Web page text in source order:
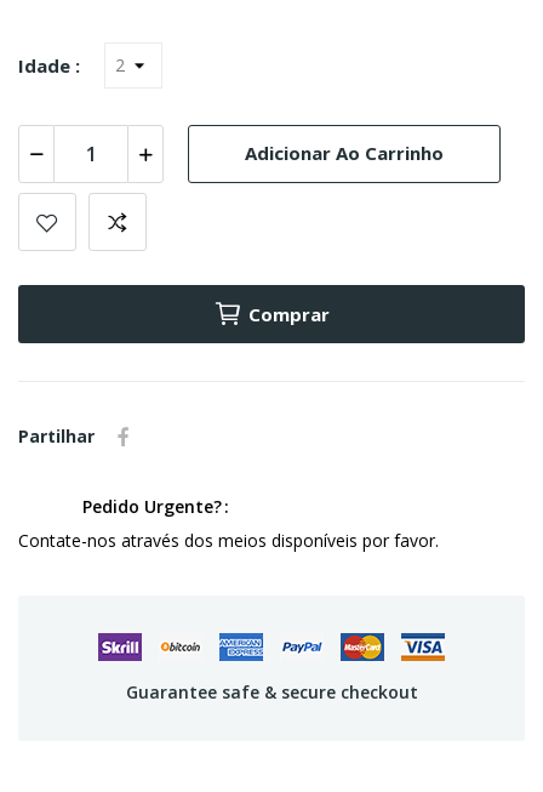
Idade :
Adicionar Ao Carrinho
Comprar
Partilhar
Pedido Urgente?
Contate-nos através dos meios disponíveis por favor.
Guarantee safe & secure checkout